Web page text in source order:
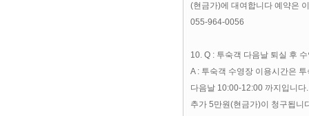
(현금가)에 대여합니다 예약은
055-964-0056
10. Q : 투숙객 다음날 퇴실 후
A : 투숙객 수영장 이용시간은
다음날 10:00-12:00 까지입니
추가 5만원(현금가)이 청구됩니